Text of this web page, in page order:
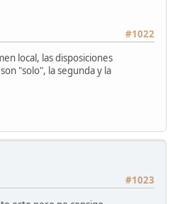
#1022
local, las disposiciones
"solo", la segunda y la
#1023